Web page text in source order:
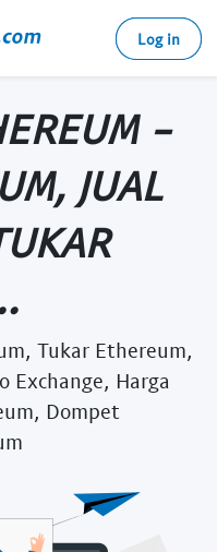
Log in
-
JUAL
Tukar Ethereum,
Exchange, Harga
Dompet